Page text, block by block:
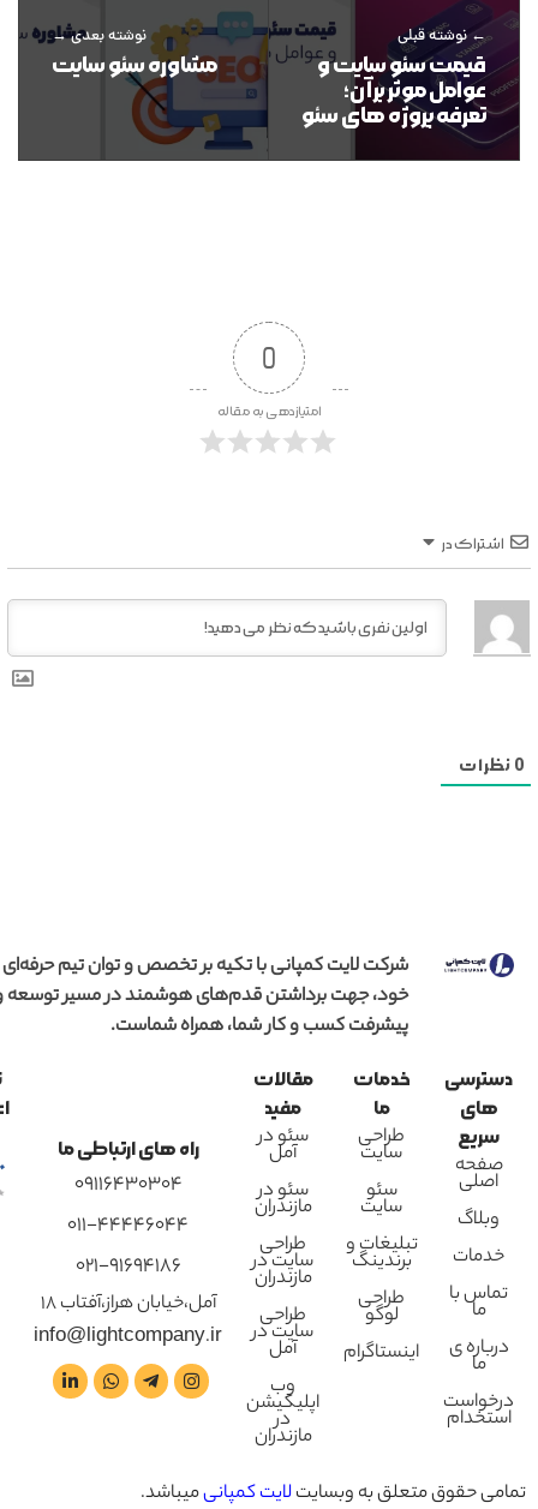
نوشته قبلی
قیمت سئو سایت و
عوامل موثر بر آن؛
تعرفه پروژه های سئو
نوشته بعدی
مشاوره سئو سایت
0
امتیازدهی به مقاله
اشتراک در
0 نظرات
شرکت لایت کمپانی با تکیه بر تخصص و توان تیم حرفه‌ای
خود، جهت برداشتن قدم‌های هوشمند در مسیر توسعه
پیشرفت کسب و کار شما، همراه شماست.
دسترسی
های
سریع
صفحه
اصلی
وبلاگ
خدمات
تماس با
ما
درباره ی
ما
درخواست
استخدام
خدمات
ما
طراحی
سایت
سئو
سایت
تبلیغات و
برندینگ
طراحی
لوگو
اینستاگرام
مقالات
مفید
سئو در
آمل
سئو در
مازندران
طراحی
سایت در
مازندران
طراحی
سایت در
آمل
وب
اپلیکیشن
در
مازندران
راه های ارتباطی ما
09116430304
011-44446044
021-91694186
آمل،خیابان هراز،آفتاب 18
info@lightcompany.ir
تمامی حقوق متعلق به وبسایتلایت کمپانیمیباشد.